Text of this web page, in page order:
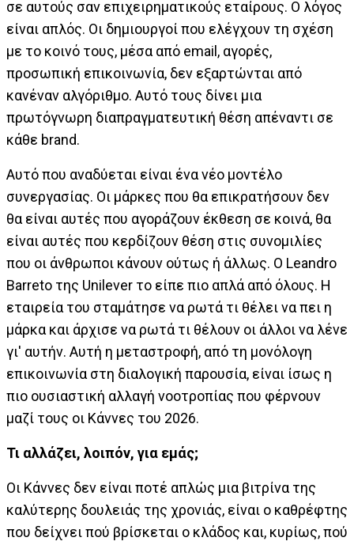
σε αυτούς σαν επιχειρηματικούς εταίρους. Ο λόγος
είναι απλός. Οι δημιουργοί που ελέγχουν τη σχέση
με το κοινό τους, μέσα από email, αγορές,
προσωπική επικοινωνία, δεν εξαρτώνται από
κανέναν αλγόριθμο. Αυτό τους δίνει μια
πρωτόγνωρη διαπραγματευτική θέση απέναντι σε
κάθε brand.
Αυτό που αναδύεται είναι ένα νέο μοντέλο
συνεργασίας. Οι μάρκες που θα επικρατήσουν δεν
θα είναι αυτές που αγοράζουν έκθεση σε κοινά, θα
είναι αυτές που κερδίζουν θέση στις συνομιλίες
που οι άνθρωποι κάνουν ούτως ή άλλως. Ο Leandro
Barreto της Unilever το είπε πιο απλά από όλους. Η
εταιρεία του σταμάτησε να ρωτά τι θέλει να πει η
μάρκα και άρχισε να ρωτά τι θέλουν οι άλλοι να λένε
γι' αυτήν. Αυτή η μεταστροφή, από τη μονόλογη
επικοινωνία στη διαλογική παρουσία, είναι ίσως η
πιο ουσιαστική αλλαγή νοοτροπίας που φέρνουν
μαζί τους οι Κάννες του 2026.
Τι αλλάζει, λοιπόν, για εμάς;
Οι Κάννες δεν είναι ποτέ απλώς μια βιτρίνα της
καλύτερης δουλειάς της χρονιάς, είναι ο καθρέφτης
που δείχνει πού βρίσκεται ο κλάδος και, κυρίως, πού